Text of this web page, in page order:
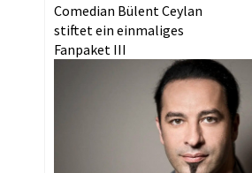
Comedian Bülent Ceylan
stiftet ein einmaliges
Fanpaket III